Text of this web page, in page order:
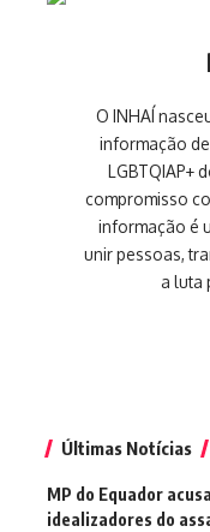
O INHAÍ
informação
LGBTQIAP+
compromisso
informação é
unir pessoas,
a luta
Últimas Notícias
MP do Equador
idealizadores do